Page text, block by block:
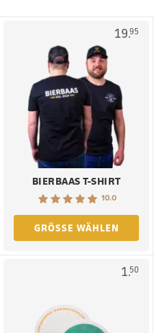
19.95
BIERBAAS T-SHIRT
10.0
GRÖSSE WÄHLEN
1.50